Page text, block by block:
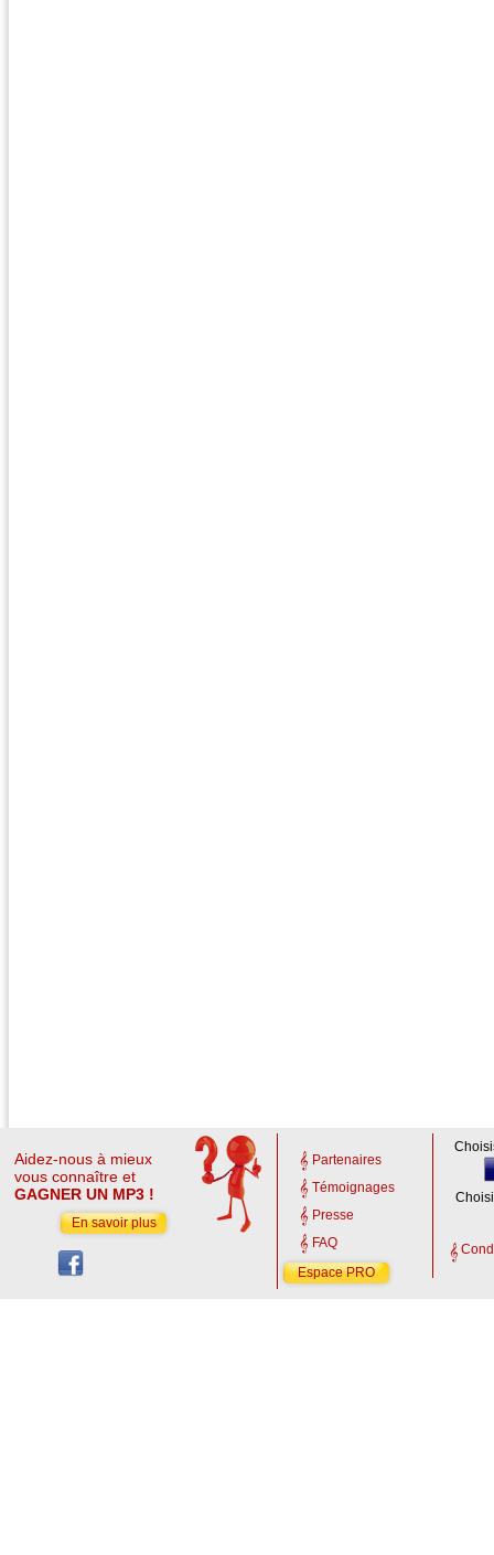
Aidez-nous à mieux
vous connaître et
GAGNER UN MP3 !
En savoir plus
Partenaires
Témoignages
Presse
FAQ
Espace PRO